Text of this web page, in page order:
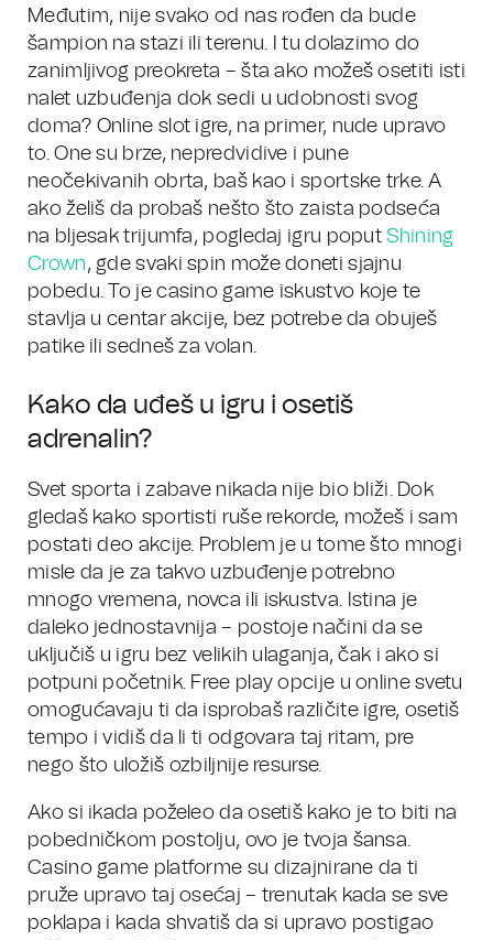
Međutim, nije svako od nas rođen da bude
šampion na stazi ili terenu. I tu dolazimo do
zanimljivog preokreta – šta ako možeš osetiti isti
nalet uzbuđenja dok sedi u udobnosti svog
doma? Online slot igre, na primer, nude upravo
to. One su brze, nepredvidive i pune
neočekivanih obrta, baš kao i sportske trke. A
ako želiš da probaš nešto što zaista podseća
na bljesak trijumfa, pogledaj igru poputShining
Crown, gde svaki spin može doneti sjajnu
pobedu. To je casino game iskustvo koje te
stavlja u centar akcije, bez potrebe da obuješ
patike ili sedneš za volan.
Kako da uđeš u igru i osetiš
adrenalin?
Svet sporta i zabave nikada nije bio bliži. Dok
gledaš kako sportisti ruše rekorde, možeš i sam
postati deo akcije. Problem je u tome što mnogi
misle da je za takvo uzbuđenje potrebno
mnogo vremena, novca ili iskustva. Istina je
daleko jednostavnija – postoje načini da se
uključiš u igru bez velikih ulaganja, čak i ako si
potpuni početnik. Free play opcije u online svetu
omogućavaju ti da isprobaš različite igre, osetiš
tempo i vidiš da li ti odgovara taj ritam, pre
nego što uložiš ozbiljnije resurse.
Ako si ikada poželeo da osetiš kako je to biti na
pobedničkom postolju, ovo je tvoja šansa.
Casino game platforme su dizajnirane da ti
pruže upravo taj osećaj – trenutak kada se sve
poklapa i kada shvatiš da si upravo postigao